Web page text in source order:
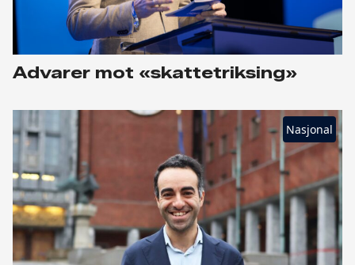
Advarer mot «skattetriksing»
Nasjonal